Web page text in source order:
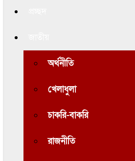
অর্থনীতি
খেলাধুলা
চাকরি-বাকরি
রাজনীতি